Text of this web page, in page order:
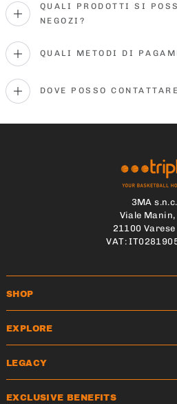
QUALI PRODOTTI SI
NEGOZI?
QUALI METODI DI
DOVE POSSO
3MA s.n.c.
Viale Manin,
21100 Varese
VAT:
SHOP
EXPLORE
LEGACY
EXCLUSIVE BENEFITS